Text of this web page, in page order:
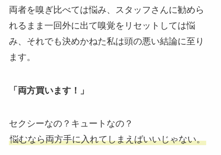
両者を嗅ぎ比べては悩み、スタッフさんに勧めら
れるまま一回外に出て嗅覚をリセットしては悩
み、それでも決めかねた私は頭の悪い結論に至り
ます。
「両方買います！」
セクシーなの？キュートなの？
悩むなら両方手に入れてしまえばいいじゃない。